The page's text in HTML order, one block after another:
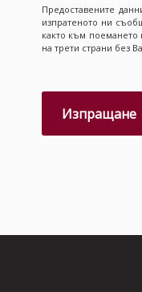
Предоставените
изпратеното ни
както към поемането
на трети страни без